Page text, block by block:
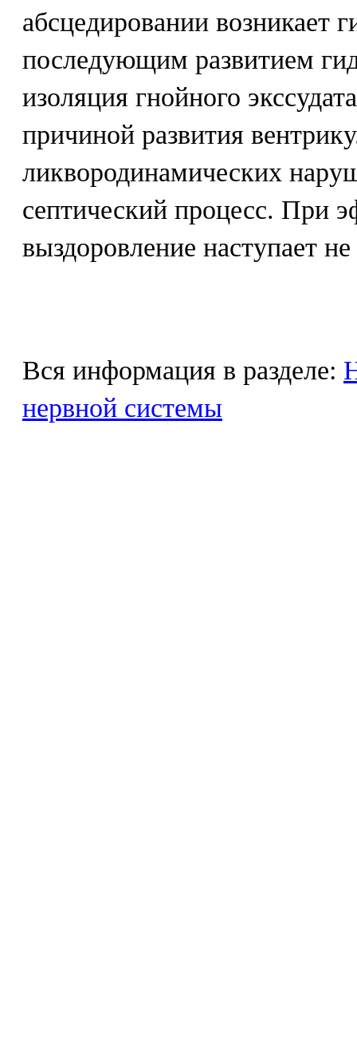
абсцедировании возникает
последующим развитием
изоляция гнойного
причиной развития
ликвородинамических
септический процесс. При
выздоровление наступает
Вся информация в разделе:
нервной системы